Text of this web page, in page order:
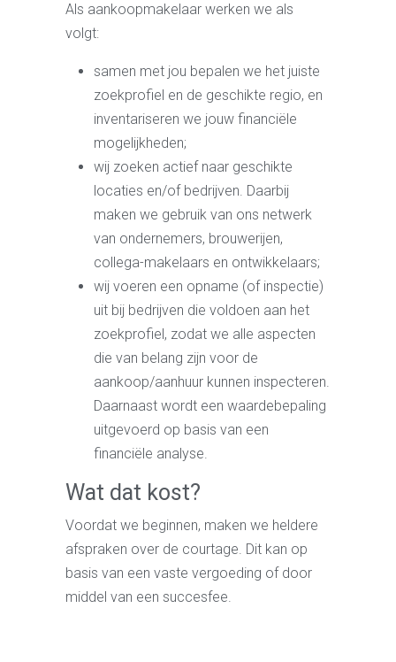
Als aankoopmakelaar werken we als
volgt:
samen met jou bepalen we het juiste
zoekprofiel en de geschikte regio, en
inventariseren we jouw financiële
mogelijkheden;
wij zoeken actief naar geschikte
locaties en/of bedrijven. Daarbij
maken we gebruik van ons netwerk
van ondernemers, brouwerijen,
collega-makelaars en ontwikkelaars;
wij voeren een opname (of inspectie)
uit bij bedrijven die voldoen aan het
zoekprofiel, zodat we alle aspecten
die van belang zijn voor de
aankoop/aanhuur kunnen inspecteren.
Daarnaast wordt een waardebepaling
uitgevoerd op basis van een
financiële analyse.
Wat dat kost?
Voordat we beginnen, maken we heldere
afspraken over de courtage. Dit kan op
basis van een vaste vergoeding of door
middel van een succesfee.